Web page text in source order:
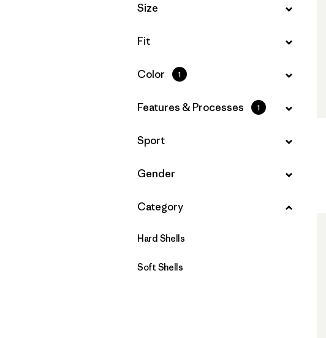
Filtrar por
Size
Filtrar por
Fit
Filtrar por
Color 1
Filtrar por
Features & Processes 1
Filtrar por
Sport
Filtrar por
Gender
Filtrar por
Category
Hard Shells
Soft Shells